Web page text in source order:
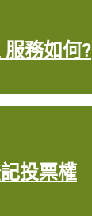
務如何?
投票權